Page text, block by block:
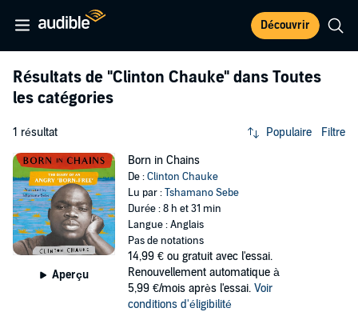
Découvrir
Résultats de "Clinton Chauke" dans Toutes
les catégories
1 résultat Populaire Filtre
Aperçu
Born in Chains
De :Clinton Chauke
Lu par :Tshamano Sebe
Durée : 8 h et 31 min
Langue : Anglais
Pas de notations
14,99 € ou gratuit avec l'essai.
Renouvellement automatique à
5,99 €/mois après l'essai. Voir
conditions d'éligibilité